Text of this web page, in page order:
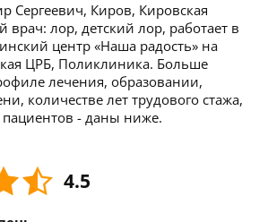
Киров, Кировская
врач: лор, детский лор, работает в
центр «Наша радость» на
ЦРБ, Поликлиника. Больше
лечения, образовании,
количестве лет трудового стажа,
- даны ниже.
4.5